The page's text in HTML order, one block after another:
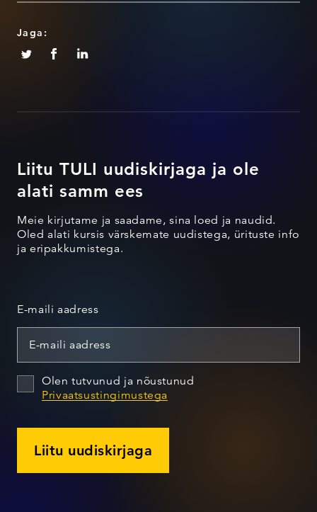
Jaga:
Liitu TULI uudiskirjaga ja ole
alati samm ees
Meie kirjutame ja saadame, sina loed ja naudid.
Oled alati kursis värskemate uudistega, ürituste info
ja eripakkumistega.
E-maili aadress
Olen tutvunud ja nõustunud
Privaatsustingimustega
Liitu uudiskirjaga